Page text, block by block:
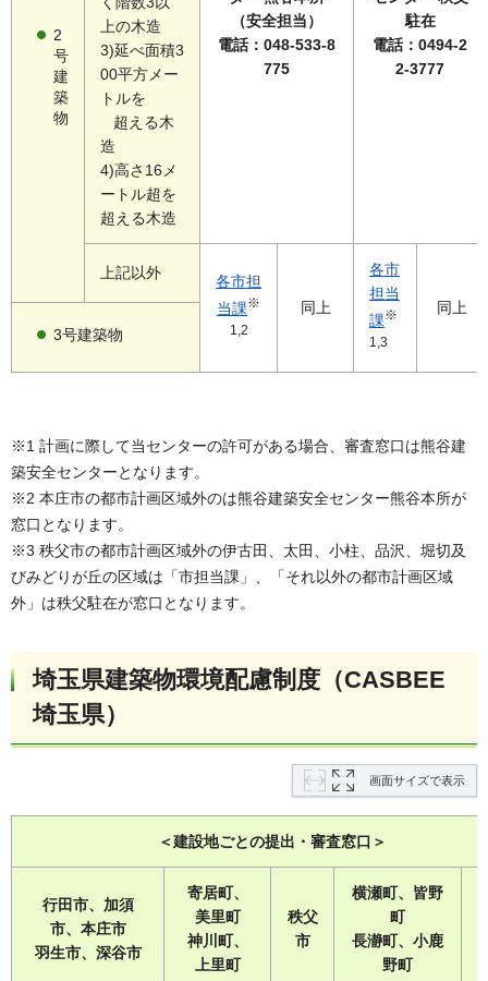
（安全担当）
電話：048-533-8
775
駐在
電話：0494-2
2-3777
2
号
建
築
物
上の木造
3)延べ面積3
00平方メー
トルを
超える木
造
4)高さ16メ
ートル超を
超える木造
上記以外
各市担
当課※
1,2
同上
各市
担当
課※
1,3
同上
3号建築物
※1 計画に際して当センターの許可がある場合、審査窓口は熊谷建
築安全センターとなります。
※2 本庄市の都市計画区域外のは熊谷建築安全センター熊谷本所が
窓口となります。
※3 秩父市の都市計画区域外の伊古田、太田、小柱、品沢、堀切及
びみどりが丘の区域は「市担当課」、「それ以外の都市計画区域
外」は秩父駐在が窓口となります。
埼玉県建築物環境配慮制度（CASBEE
埼玉県）
画面サイズで表示
＜建設地ごとの提出・審査窓口＞
行田市、加須
市、本庄市
羽生市、深谷市
寄居町、
美里町
神川町、
上里町
秩父
市
横瀬町、皆野
町
長瀞町、小鹿
野町